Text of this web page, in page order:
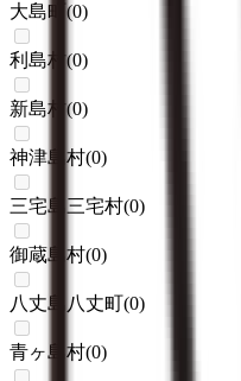
大島町 (0)
利島村(0)
新島村(0)
神津島村(0)
三宅島三宅村(0)
御蔵島村(0)
八丈島八丈町(0)
青ヶ島村(0)